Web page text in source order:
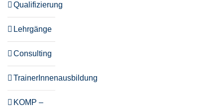
Qualifizierung
Lehrgänge
Consulting
TrainerInnenausbildung
KOMP –